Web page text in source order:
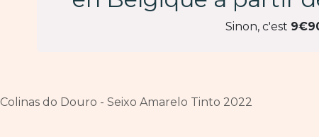
Sinon, c'est
Colinas do Douro - Seixo Amarelo Tinto 2022